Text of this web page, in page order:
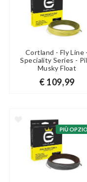
Cortland - Fly Line -
Speciality Series -
Musky Float
€ 109,99
PIÙ